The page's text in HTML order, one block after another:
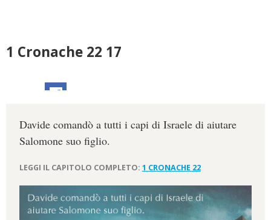
1 Cronache 22 17
Davide comandò a tutti i capi di Israele di aiutare
Salomone suo figlio.
LEGGI IL CAPITOLO COMPLETO: 1 CRONACHE 22